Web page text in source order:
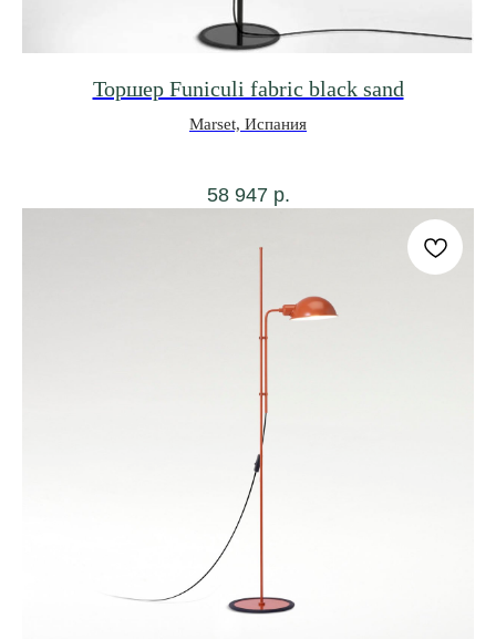
Торшер Funiculi fabric black sand
Marset, Испания
58 947 р.